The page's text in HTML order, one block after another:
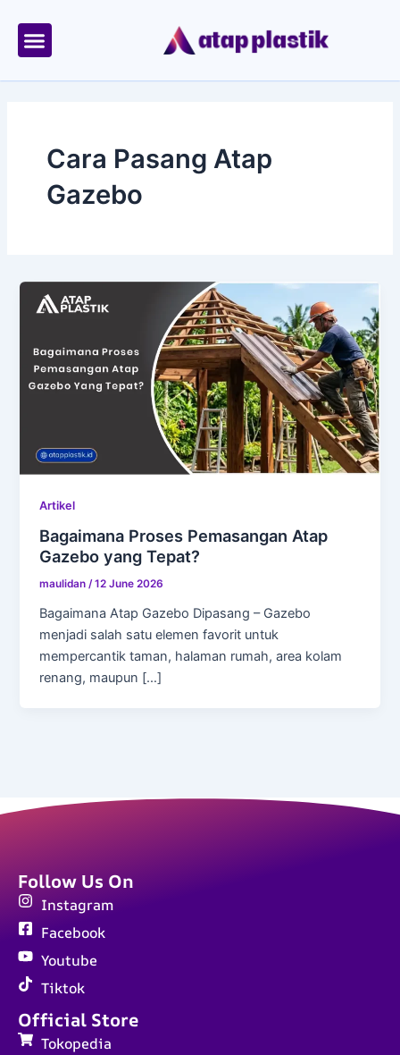
content
Cara Pasang Atap
Gazebo
Artikel
Bagaimana Proses Pemasangan Atap
Gazebo yang Tepat?
maulidan/12 June 2026
Bagaimana Atap Gazebo Dipasang – Gazebo
menjadi salah satu elemen favorit untuk
mempercantik taman, halaman rumah, area kolam
renang, maupun […]
Official Store
Tokopedia
Follow Us On
Instagram
Facebook
Youtube
Tiktok